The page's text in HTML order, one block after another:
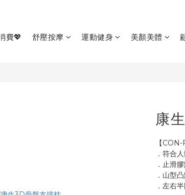
費💖 舒壓按摩 運動健身 美顏美體
康
【CON-
．符合
．止滑
．山型
．左右